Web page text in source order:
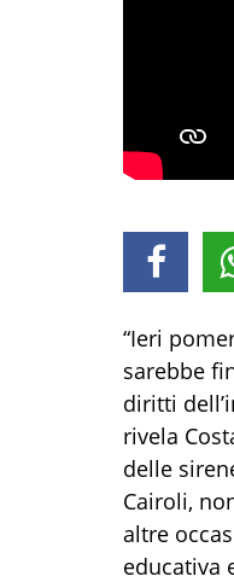
“Ieri
sarebbe
diritti
rivela
delle
Cairoli,
altre
educativa